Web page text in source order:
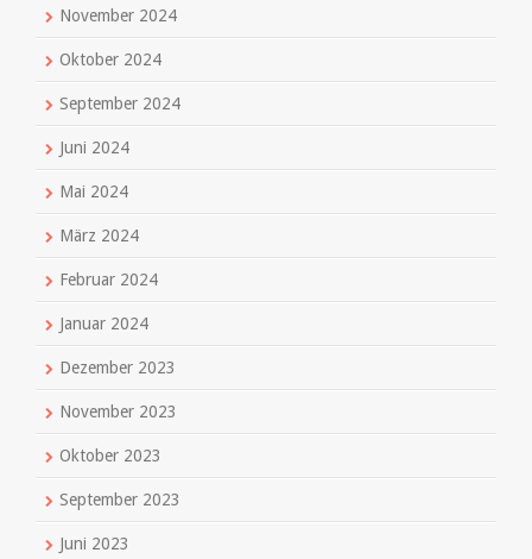
November 2024
Oktober 2024
September 2024
Juni 2024
Mai 2024
März 2024
Februar 2024
Januar 2024
Dezember 2023
November 2023
Oktober 2023
September 2023
Juni 2023